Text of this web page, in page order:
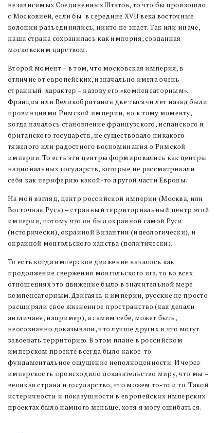
независимых Соединенных Штатов, то что бы произошло
с Московией, если бы в середине XVII века восточные
колонии разъединились, никто не знает. Так или иначе,
наша страна сохранилась как империя, созданная
московским царством.
Второй момент – в том, что московская империя, в
отличие от европейских, изначально имела очень
странный характер – назову его «компенсаторным».
Франция или Великобритания две тысячи лет назад были
провинциями Римской империи, но к тому моменту,
когда началось становление французского, испанского и
британского государств, не существовало никакого
тяжелого или радостного воспоминания о Римской
империи. То есть эти центры формировались как центры
национальных государств, которые не рассматривали
себя как периферию какой-то другой части Европы.
На мой взгляд, центр российской империи (Москва, или
Восточная Русь) – странный территориальный центр этой
империи, потому что он был окраиной самой Руси
(исторически), окраиной Византии (идеологически), и
окраиной монгольского ханства (политически).
То есть когда имперское движение началось как
продолжение свержения монгольского ига, то во всех
отношениях это движение было в значительной мере
компенсаторным. Двигаясь к империи, русские не просто
расширяли свое жизненное пространство (как делали
англичане, например), а самим себе, может быть,
неосознанно доказывали, что лучше других и что могут
завоевать территорию. В этом плане в российском
имперском проекте всегда было какое-то
фундаментальное ощущение неполноценности. И через
имперскость происходило доказательство миру, что мы –
великая страна и государство, что можем то-то и то. Такой
истеричности и показушности в европейских имперских
проектах было намного меньше, хотя я могу ошибаться.